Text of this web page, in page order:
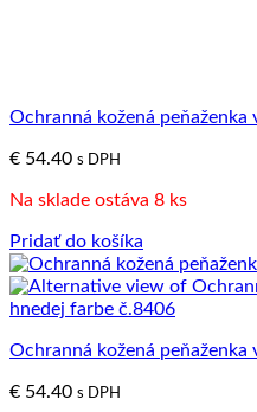
Ochranná kožená
€ 54.40 s DPH
Na sklade ostáva 8 ks
Pridať do košíka
Ochranná kožená
€ 54.40 s DPH